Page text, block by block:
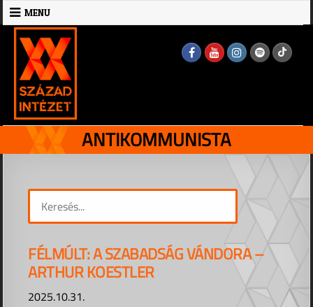
Skip
to
content
MENU
ANTIKOMMUNISTA
FÉLMÚLT: A SZABADSÁG VÁNDORA –
ARTHUR KOESTLER
2025.10.31.